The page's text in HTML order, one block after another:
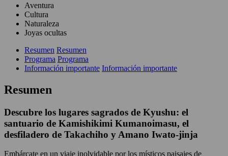
Aventura
Cultura
Naturaleza
Joyas ocultas
Resumen Resumen
Programa Programa
Información importante Información importante
Resumen
Descubre los lugares sagrados de Kyushu: el
santuario de Kamishikimi Kumanoimasu, el
desfiladero de Takachiho y Amano Iwato-jinja
Embárcate en un viaje inolvidable por los místicos paisajes de